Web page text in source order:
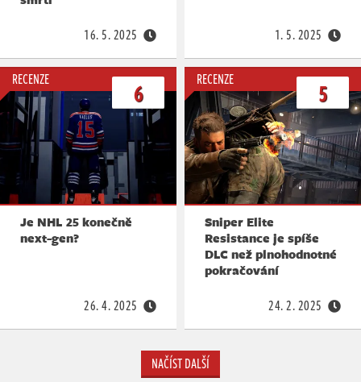
16. 5. 2025 1. 5. 2025
RECENZE 6
Je NHL 25 konečně
next-gen?
26. 4. 2025
RECENZE 5
Sniper Elite
Resistance je spíše
DLC než plnohodnotné
pokračování
24. 2. 2025
NAČÍST DALŠÍ